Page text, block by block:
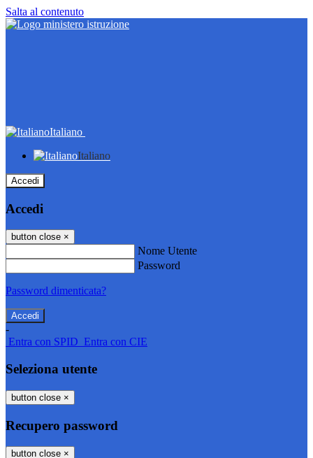
Salta al contenuto
Italiano
Italiano
Accedi
Accedi
button close ×
Nome Utente
Password
Password dimenticata?
-
Entra con SPID Entra con CIE
Seleziona utente
button close ×
Recupero password
button close ×